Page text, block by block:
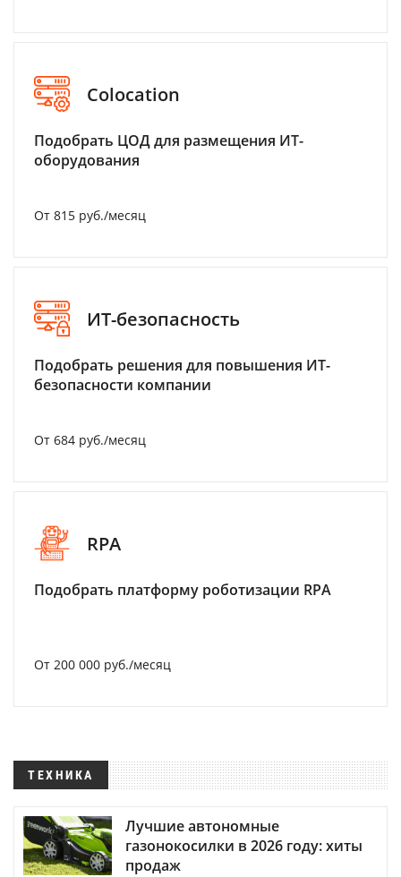
Colocation
Подобрать ЦОД для размещения ИТ-
оборудования
От 815 руб./месяц
ИТ-безопасность
Подобрать решения для повышения ИТ-
безопасности компании
От 684 руб./месяц
RPA
Подобрать платформу роботизации RPA
От 200 000 руб./месяц
ТЕХНИКА
Лучшие автономные
газонокосилки в 2026 году: хиты
продаж